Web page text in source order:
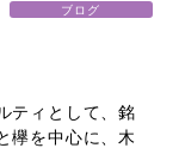
ブログ
ティとして、銘
欅を中心に、木